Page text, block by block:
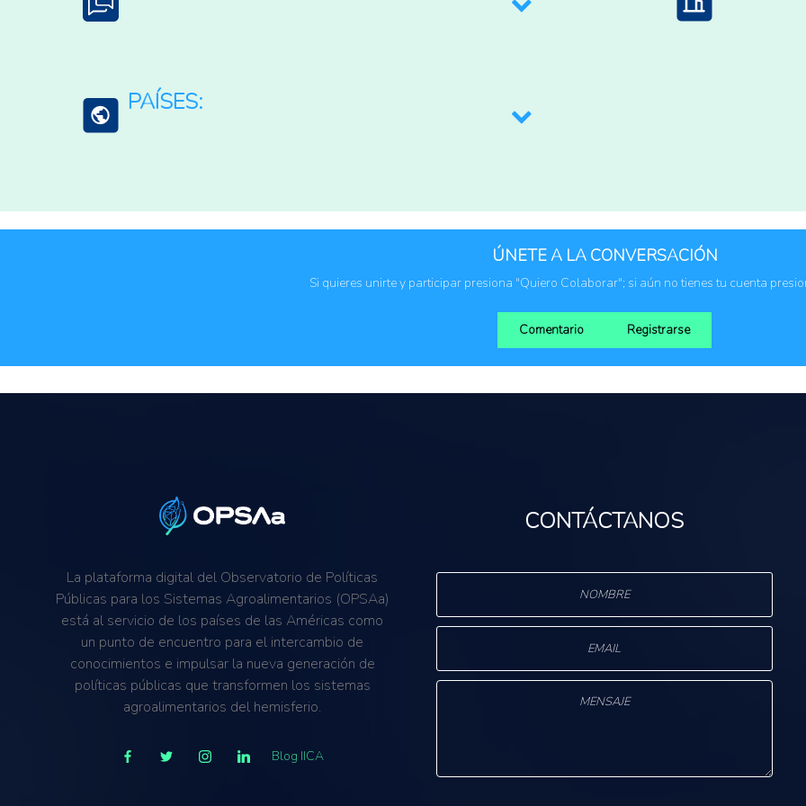
PAÍSES:
ÚNETE A LA CONVERSACIÓN
Si quieres unirte y participar presiona "Quiero Colaborar"; si aún no tienes tu cuenta
Comentario Registrarse
La plataforma digital del Observatorio de Políticas
Públicas para los Sistemas Agroalimentarios (OPSAa)
está al servicio de los países de las Américas como
un punto de encuentro para el intercambio de
conocimientos e impulsar la nueva generación de
políticas públicas que transformen los sistemas
agroalimentarios del hemisferio.
Blog IICA
CONTÁCTANOS